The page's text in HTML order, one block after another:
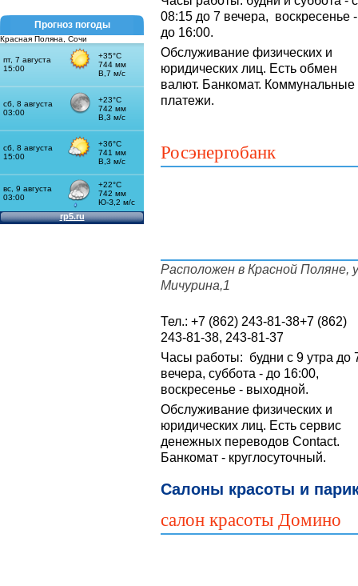
Прогноз погоды
Красная Поляна, Сочи
08:15 до 7 вечера, воскресенье -
до 16:00.
Обслуживание физических и
юридических лиц. Есть обмен
валют. Банкомат. Коммунальные
платежи.
Росэнергобанк
Расположен в Красной Поляне,
Мичурина,1
Тел.: +7 (862) 243-81-38+7 (862)
243-81-38, 243-81-37
Часы работы: будни с 9 утра до
вечера, суббота - до 16:00,
воскресенье - выходной.
Обслуживание физических и
юридических лиц. Есть сервис
денежных переводов Contact.
Банкомат - круглосуточный.
Салоны красоты и
салон красоты Домино